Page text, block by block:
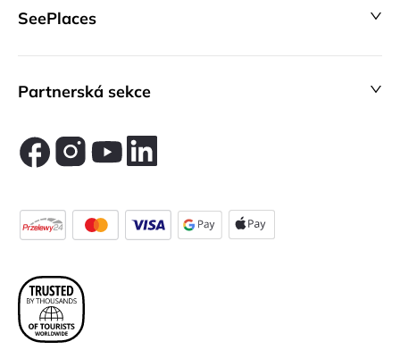
SeePlaces
Partnerská sekce